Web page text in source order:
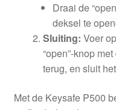
Draai de
deksel te
Sluiting: Voer
“open”-knop
terug, en sluit
Met de Keysafe P500